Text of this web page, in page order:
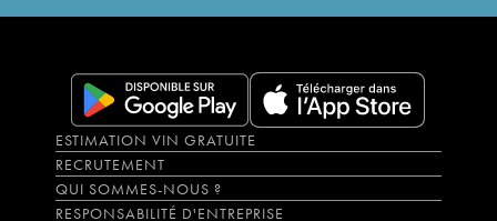
ESTIMATION VIN GRATUITE
RECRUTEMENT
QUI SOMMES-NOUS ?
RESPONSABILITÉ D'ENTREPRISE